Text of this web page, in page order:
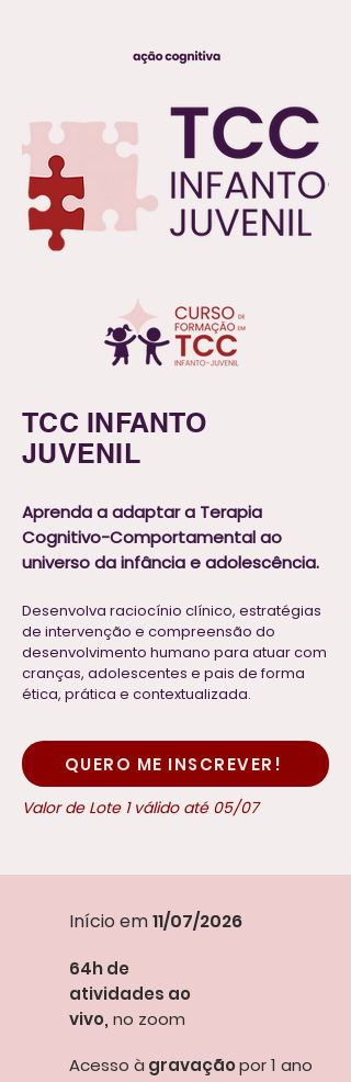
TCC INFANTO
JUVENIL
Aprenda a adaptar a Terapia
Cognitivo-Comportamental ao
universo da infância e adolescência.
Desenvolva raciocínio clínico, estratégias
de intervenção e compreensão do
desenvolvimento humano para atuar com
cranças, adolescentes e pais de forma
ética, prática e contextualizada.
QUERO ME INSCREVER!
Valor de Lote 1 válido até 05/07
Início em11/07/2026
64h de
atividades ao
vivo, no zoom
Acesso à gravaçãopor 1 ano